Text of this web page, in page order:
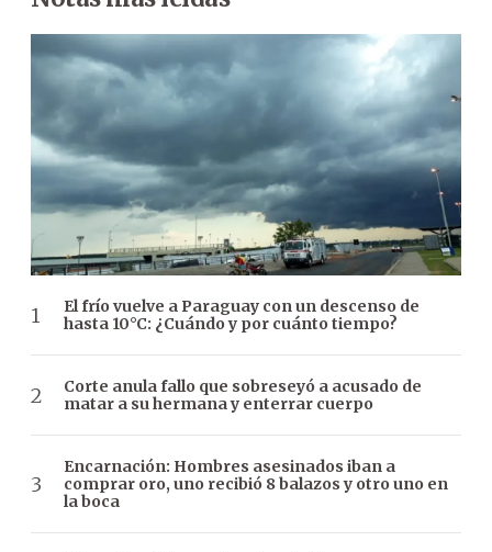
El frío vuelve a Paraguay con un descenso de
hasta 10°C: ¿Cuándo y por cuánto tiempo?
Corte anula fallo que sobreseyó a acusado de
matar a su hermana y enterrar cuerpo
Encarnación: Hombres asesinados iban a
comprar oro, uno recibió 8 balazos y otro uno en
la boca